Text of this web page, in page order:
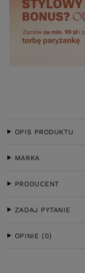
OPIS PRODUKTU
MARKA
PRODUCENT
ZADAJ PYTANIE
OPINIE (0)